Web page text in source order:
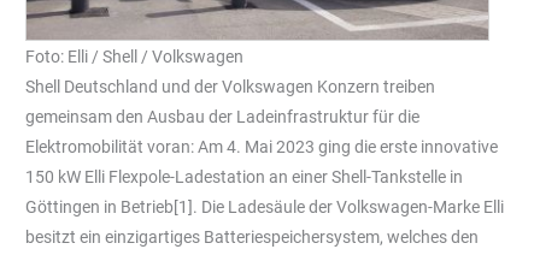
Foto: Elli / Shell / Volkswagen
Shell Deutschland und der Volkswagen Konzern treiben
gemeinsam den Ausbau der Ladeinfrastruktur für die
Elektromobilität voran: Am 4. Mai 2023 ging die erste innovative
150 kW Elli Flexpole-Ladestation an einer Shell-Tankstelle in
Göttingen in Betrieb[1]. Die Ladesäule der Volkswagen-Marke Elli
besitzt ein einzigartiges Batteriespeichersystem, welches den